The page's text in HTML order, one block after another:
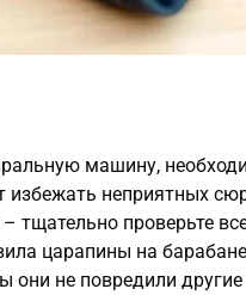
машину,
неприятных
тщательно проверьте
царапины на
они не повредили